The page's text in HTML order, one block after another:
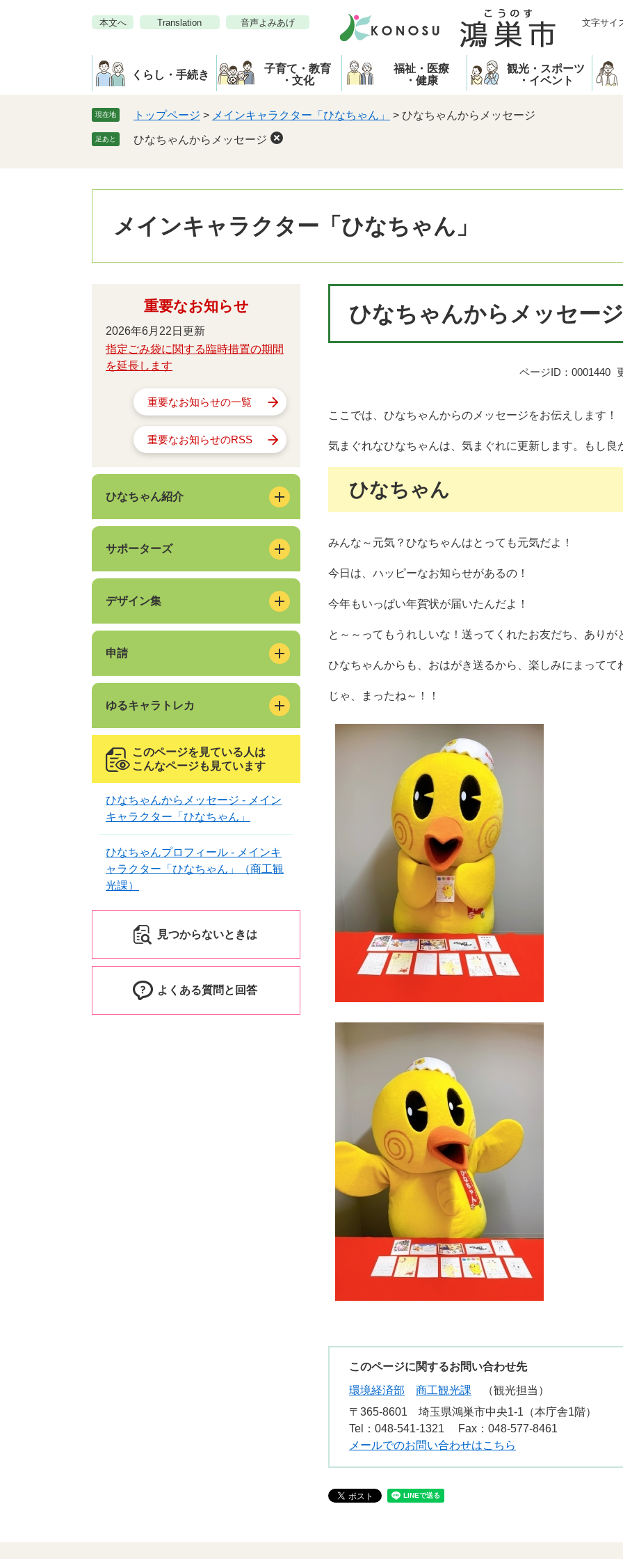
本文へ Translation 音声よみあげ 文字サイ
くらし・手続き
子育て・教育
・文化
福祉・医療
・健康
観光・スポーツ
・イベント
現在地 トップページ > メインキャラクター「ひなちゃん」 > ひなちゃんからメッセージ
足あと ひなちゃんからメッセージ
メインキャラクター「ひなちゃん」
ひなちゃんからメッセージ
ページID：0001440
ここでは、ひなちゃんからのメッセージをお伝えします！
気まぐれなひなちゃんは、気まぐれに更新します。もし良
ひなちゃん
みんな～元気？ひなちゃんはとっても元気だよ！
今日は、ハッピーなお知らせがあるの！
今年もいっぱい年賀状が届いたんだよ！
と～～ってもうれしいな！送ってくれたお友だち、ありが
ひなちゃんからも、おはがき送るから、楽しみにまってて
じゃ、まったね～！！
このページに関するお問い合わせ先
環境経済部
商工観光課
観光担当
〒365-8601
埼玉県鴻巣市中央1-1（本庁舎1階）
Tel：048-541-1321
Fax：048-577-8461
メールでのお問い合わせはこちら
重要なお知らせ
2026年6月22日更新
指定ごみ袋に関する臨時措置の期間
を延長します
重要なお知らせの一覧
重要なお知らせのRSS
ひなちゃん紹介
サポーターズ
デザイン集
申請
ゆるキャラトレカ
このページを見ている人は
こんなページも見ています
ひなちゃんからメッセージ - メイン
キャラクター「ひなちゃん」
ひなちゃんプロフィール - メインキ
ャラクター「ひなちゃん」（商工観
光課）
見つからないときは
よくある質問と回答